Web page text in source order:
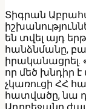
Տիգրան
են տվել այդ
հանձնմանը,
իրականացրել.
որ մեծ խնդիր
չկառուցի ՀՀ
հատվածը, նա